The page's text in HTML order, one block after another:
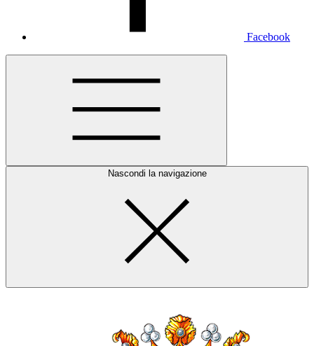
Facebook
Nascondi la navigazione